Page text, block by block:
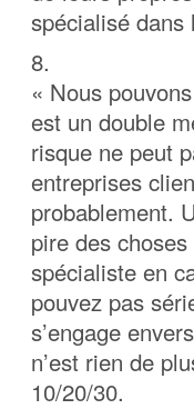
spécialisé dans
8.
« Nous
est un double
risque ne peut
entreprises
probablement.
pire des
spécialiste en
pouvez pas
s’engage
n’est rien de
10/20/30.